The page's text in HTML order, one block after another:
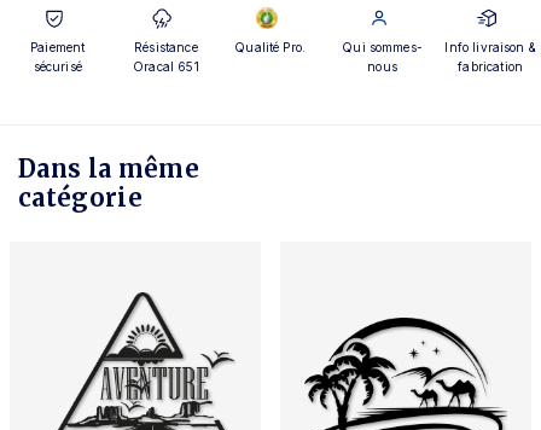
Paiement
sécurisé
Résistance
Oracal 651
Qualité Pro.
Qui sommes-
nous
Info livraison &
fabrication
Dans la même
catégorie